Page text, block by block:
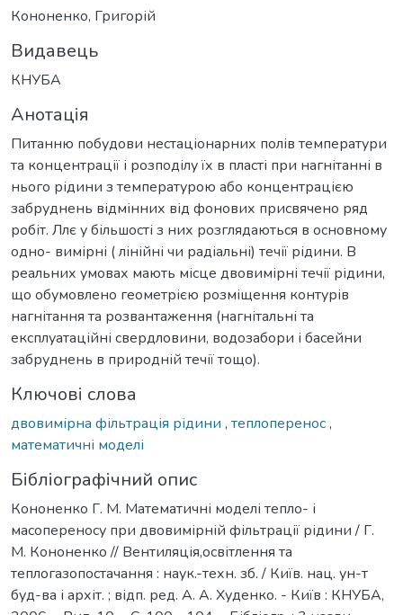
Кононенко, Григорій
Видавець
КНУБА
Анотація
Питанню побудови нестаціонарних полів температури
та концентрації і розподілу їх в пласті при нагнітанні в
нього рідини з температурою або концентрацією
забруднень відмінних від фонових присвячено ряд
робіт. Ллє у більшості з них розглядаються в основному
одно- вимірні ( лінійні чи радіальні) течії рідини. В
реальних умовах мають місце двовимірні течії рідини,
що обумовлено геометрією розміщення контурів
нагнітання та розвантаження (нагнітальні та
експлуатаційні свердловини, водозабори і басейни
забруднень в природній течії тощо).
Ключові слова
двовимірна фільтрація рідини , теплоперенос,
математичні моделі
Бібліографічний опис
Кононенко Г. М. Математичні моделі тепло- і
масопереносу при двовимірній фільтрації рідини / Г.
М. Кононенко // Вентиляція,освітлення та
теплогазопостачання : наук.-техн. зб. / Київ. нац. ун-т
буд-ва і архіт. ; відп. ред. А. А. Худенко. - Київ : КНУБА,